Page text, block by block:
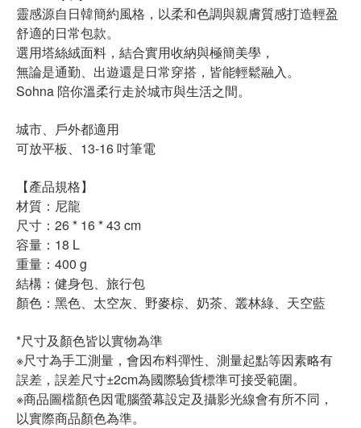
靈感源自日韓簡約風格，以柔和色調與親膚質感打造輕盈
舒適的日常包款。
選用塔絲絨面料，結合實用收納與極簡美學，
無論是通勤、出遊還是日常穿搭，皆能輕鬆融入。
Sohna 陪你溫柔行走於城市與生活之間。
城市、戶外都適用
可放平板、13-16 吋筆電
【產品規格】
材質：尼龍
尺寸：26 * 16 * 43 cm
容量：18 L
重量：400 g
結構：健身包、旅行包
顏色：黑色、太空灰、野麥棕、奶茶、叢林綠、天空藍
*尺寸及顏色皆以實物為準
※尺寸為手工測量，會因布料彈性、測量起點等因素略有
誤差，誤差尺寸±2cm為國際驗貨標準可接受範圍。
※商品圖檔顏色因電腦螢幕設定及攝影光線會有所不同，
以實際商品顏色為準。